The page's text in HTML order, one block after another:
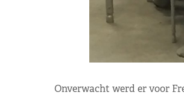
Onverwacht werd er voor